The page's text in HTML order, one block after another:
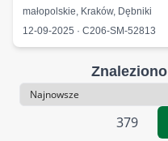
małopolskie, Kraków, Dębniki
12-09-2025 · C206-SM-52813
Znaleziono
Sortowanie
379